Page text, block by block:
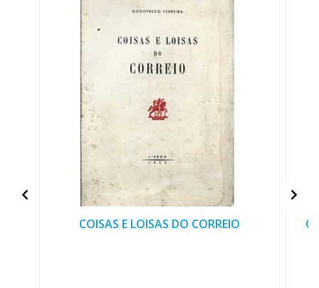
COISAS E LOISAS DO CORREIO